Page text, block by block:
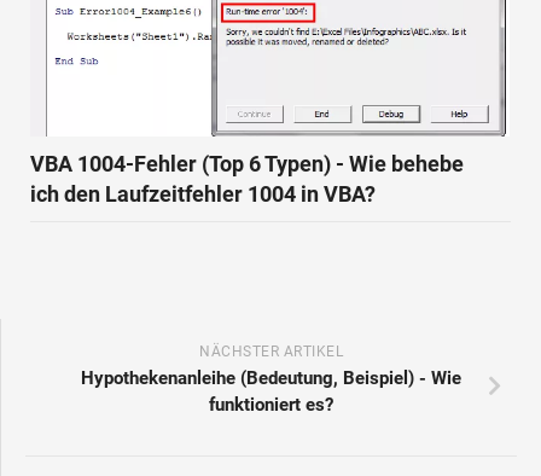
VBA 1004-Fehler (Top 6 Typen) - Wie behebe
ich den Laufzeitfehler 1004 in VBA?
NÄCHSTER ARTIKEL
Hypothekenanleihe (Bedeutung, Beispiel) - Wie
funktioniert es?